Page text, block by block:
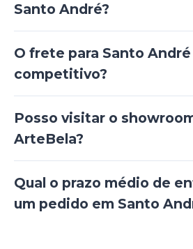
Santo André?
O frete para Santo André
competitivo?
Posso visitar o
ArteBela?
Qual o prazo médio de
um pedido em Santo